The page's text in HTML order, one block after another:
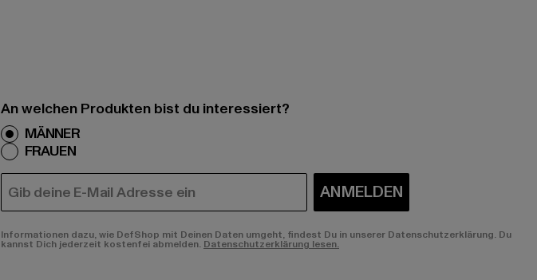
An welchen Produkten bist du interessiert?
MÄNNER
FRAUEN
E-MAIL ANMELDEN
Informationen dazu, wie DefShop mit Deinen Daten umgeht, findest Du in unserer Datenschutzerklärung. Du
kannst Dich jederzeit kostenfei abmelden. Datenschutzerklärung lesen.